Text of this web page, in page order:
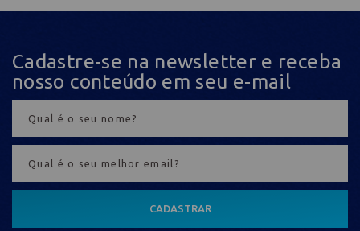
Cadastre-se na newsletter e receba
nosso conteúdo em seu e-mail
CADASTRAR